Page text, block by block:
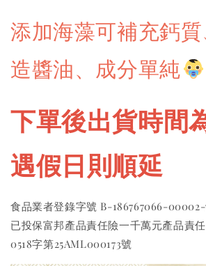
添加海藻可補充鈣
造醬油、成分單純
下單後出貨時間
遇假日則順延
食品業者登錄字號 B-186767066-00002-
已投保富邦產品責任險一千萬元產品責任
0518字第25AML000173號